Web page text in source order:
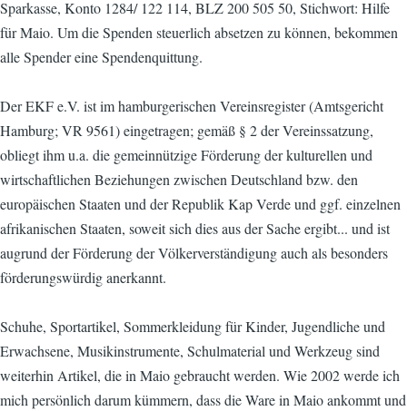
Sparkasse, Konto 1284/ 122 114, BLZ 200 505 50, Stichwort: Hilfe
für Maio. Um die Spenden steuerlich absetzen zu können, bekommen
alle Spender eine Spendenquittung.
Der EKF e.V. ist im hamburgerischen Vereinsregister (Amtsgericht
Hamburg; VR 9561) eingetragen; gemäß § 2 der Vereinssatzung,
obliegt ihm u.a. die gemeinnützige Förderung der kulturellen und
wirtschaftlichen Beziehungen zwischen Deutschland bzw. den
europäischen Staaten und der Republik Kap Verde und ggf. einzelnen
afrikanischen Staaten, soweit sich dies aus der Sache ergibt... und ist
augrund der Förderung der Völkerverständigung auch als besonders
förderungswürdig anerkannt.
Schuhe, Sportartikel, Sommerkleidung für Kinder, Jugendliche und
Erwachsene, Musikinstrumente, Schulmaterial und Werkzeug sind
weiterhin Artikel, die in Maio gebraucht werden. Wie 2002 werde ich
mich persönlich darum kümmern, dass die Ware in Maio ankommt und